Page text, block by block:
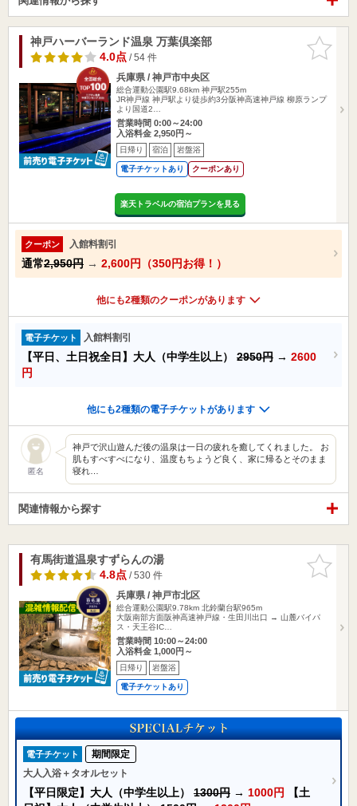
お気に入
りに追加
神戸ハーバーランド温泉 万葉倶楽部
4.0点/ 54 件
兵庫県 / 神戸市中央区
総合運動公園駅9.68km 神戸駅255m
JR神戸線 神戸駅より徒歩約3分阪神高速神戸線 柳原ランプ
より国道2…
営業時間 0:00～24:00
入浴料金 2,950円～
日帰り 宿泊 岩盤浴
電子チケットあり クーポンあり
楽天トラベルの宿泊プランを見る
クーポン 入館料割引
通常2,950円 → 2,600円（350円お得！）
他にも2種類のクーポンがあります
電子チケット 入館料割引
【平日、土日祝全日】大人（中学生以上） 2950円 → 2600
円
他にも2種類の電子チケットがあります
匿名
神戸で沢山遊んだ後の温泉は一日の疲れを癒してくれました。 お
肌もすべすべになり、温度もちょうど良く、家に帰るとそのまま
寝れ…
関連情報から探す
お気に入
りに追加
有馬街道温泉すずらんの湯
4.8点/ 530 件
兵庫県 / 神戸市北区
総合運動公園駅9.78km 北鈴蘭台駅965m
大阪南部方面阪神高速神戸線・生田川出口 → 山麓バイパ
ス・天王谷IC…
営業時間 10:00～24:00
入浴料金 1,000円～
日帰り 岩盤浴
電子チケットあり
電子チケット
期間限定
大人入浴＋タオルセット
【平日限定】大人（中学生以上） 1300円 → 1000円
【土